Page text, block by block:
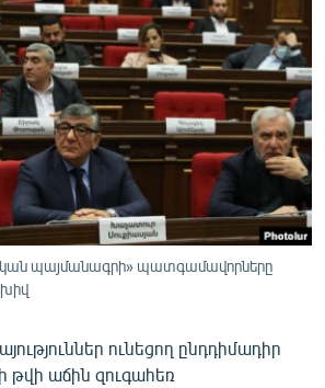
պայմանագրի» պատգամավորները
ունեցող ընդդիմադիր
աճին զուգահեռ